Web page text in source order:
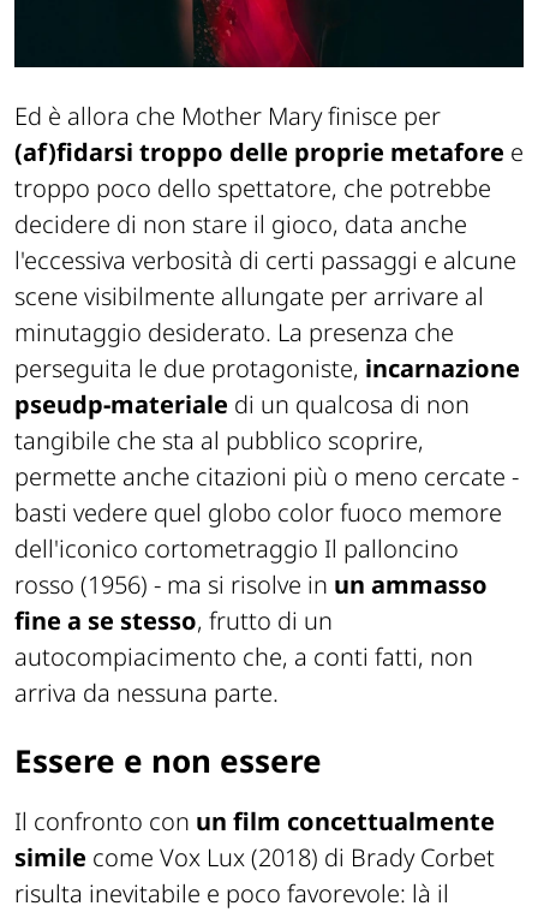
Ed è allora che Mother Maryfinisce per
(af)fidarsi troppo delle proprie metafore e
troppo poco dello spettatore, che potrebbe
decidere di non stare il gioco, data anche
l'eccessiva verbosità di certi passaggi e alcune
scene visibilmente allungate per arrivare al
minutaggio desiderato. La presenza che
perseguita le due protagoniste, incarnazione
pseudp-materiale di un qualcosa di non
tangibile che sta al pubblico scoprire,
permette anche citazioni più o meno cercate -
basti vedere quel globo color fuoco memore
dell'iconico cortometraggio Il palloncino
rosso (1956) - ma si risolve in un ammasso
fine a se stesso, frutto di un
autocompiacimento che, a conti fatti, non
arriva da nessuna parte.
Essere e non essere
Il confronto con un film concettualmente
simile come Vox Lux(2018) di Brady Corbet
risulta inevitabile e poco favorevole: là il